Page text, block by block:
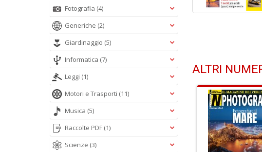
ALTRI
Fotografia (4)
Generiche (2)
Giardinaggio (5)
Informatica (7)
Leggi (1)
Motori e Trasporti (11)
Musica (5)
Raccolte PDF (1)
Scienze (3)